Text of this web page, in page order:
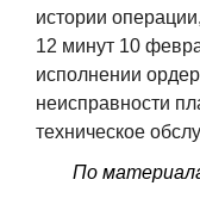
истории
12 минут 10
исполнении
неисправности
техническое
По